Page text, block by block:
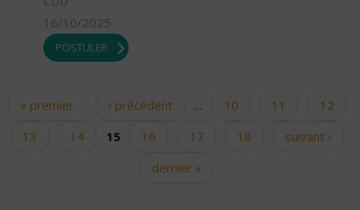
16/10/2025
POSTULER
Pages
« premier ‹ précédent … 10 11
12
13
14 15 16 17 18
suivant ›
dernier »